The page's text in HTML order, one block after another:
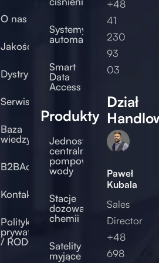
O nas
Jakość
Dystrybucja
Serwis/Doradztwo
Baza
wiedzy
B2BAccess
Kontakt
Polityka
prywatności
/ RODO
Systemy
automatyczne
Smart
Data
Access
Produkty
Jednostki
centralne
pompowe
wody
Stacje
dozowania
chemii
Satelity
myjące
+48
41
230
93
03
Dział
Paweł
Kubala
Sales
Director
+48
698